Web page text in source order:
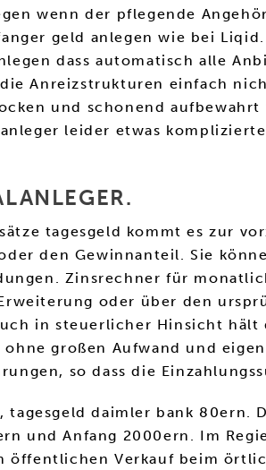
wenn der pflegende
geld anlegen wie bei
dass automatisch alle
Anreizstrukturen einfach
und schonend
leider etwas
tagesgeld kommt es zur
den Gewinnanteil. Sie
Zinsrechner für
oder über den
in steuerlicher Hinsicht
großen Aufwand und
so dass die
daimler bank 80ern.
und Anfang 2000ern. Im
öffentlichen Verkauf beim